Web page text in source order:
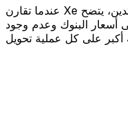
عندما تقارن Xe بالبنوك الرائدة ومقدمي الخدمات الرائدين، يتضح
أسعار البنوك وعدم وجود